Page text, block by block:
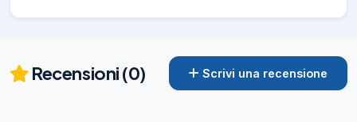
📢
adesione
di un
Recensioni (0) Scrivi una recensione